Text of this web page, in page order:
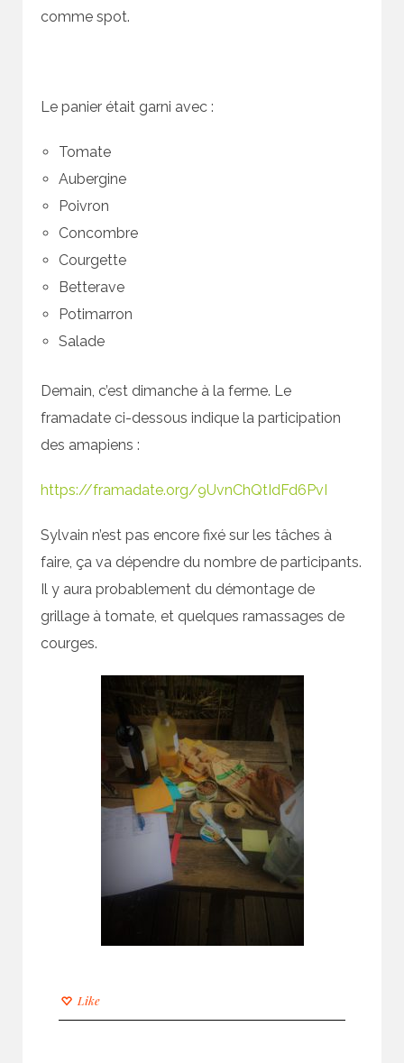
comme spot.
Le panier était garni avec :
Tomate
Aubergine
Poivron
Concombre
Courgette
Betterave
Potimarron
Salade
Demain, c’est dimanche à la ferme. Le
framadate ci-dessous indique la participation
des amapiens :
https://framadate.org/9UvnChQtIdFd6PvI
Sylvain n’est pas encore fixé sur les tâches à
faire, ça va dépendre du nombre de participants.
Il y aura probablement du démontage de
grillage à tomate, et quelques ramassages de
courges.
Like